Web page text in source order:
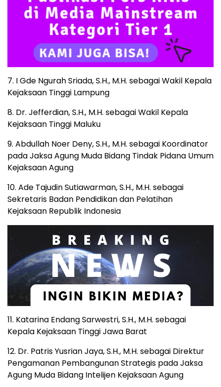
7. I Gde Ngurah Sriada, S.H., M.H. sebagai Wakil Kepala
Kejaksaan Tinggi Lampung
8. Dr. Jefferdian, S.H., M.H. sebagai Wakil Kepala
Kejaksaan Tinggi Maluku
9. Abdullah Noer Deny, S.H., M.H. sebagai Koordinator
pada Jaksa Agung Muda Bidang Tindak Pidana Umum
Kejaksaan Agung
10. Ade Tajudin Sutiawarman, S.H., M.H. sebagai
Sekretaris Badan Pendidikan dan Pelatihan
Kejaksaan Republik Indonesia
11. Katarina Endang Sarwestri, S.H., M.H. sebagai
Kepala Kejaksaan Tinggi Jawa Barat
12. Dr. Patris Yusrian Jaya, S.H., M.H. sebagai Direktur
Pengamanan Pembangunan Strategis pada Jaksa
Agung Muda Bidang Intelijen Kejaksaan Agung